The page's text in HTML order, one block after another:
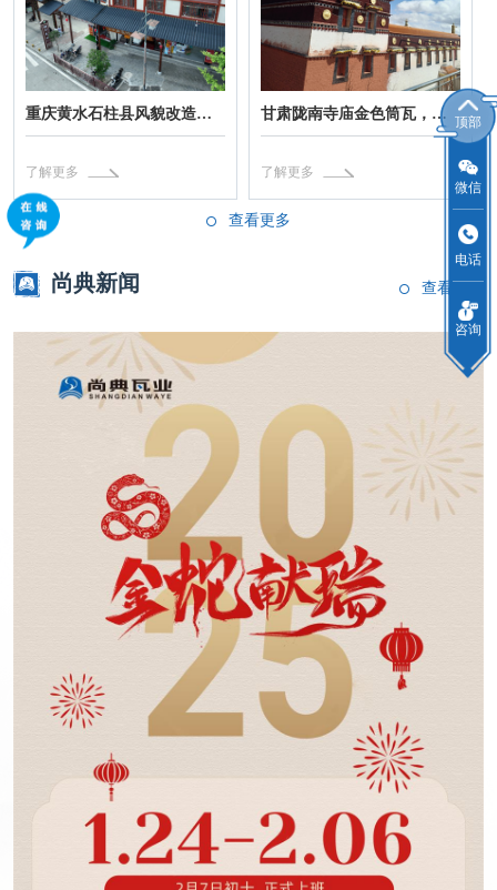
重庆黄水石柱县风貌改造仿古瓦，新中式筒瓦
了解更多
甘肃陇南寺庙金色筒瓦，高分子装饰瓦定制色
了解更多
查看更多
尚典新闻 查看更多
顶部
微信
电话
咨询